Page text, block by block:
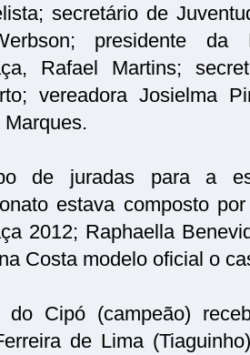
secretário de
presidente da
Rafael Martins;
vereadora Josielma
Marques.
de juradas para a
estava composto
2012; Raphaella
Costa modelo oficial o
do Cipó (campeão)
de Lima